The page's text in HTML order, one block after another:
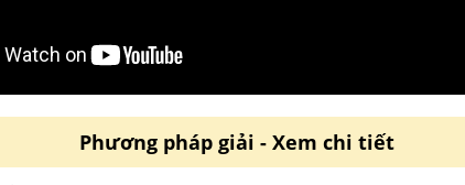
Phương pháp giải - Xem chi tiết